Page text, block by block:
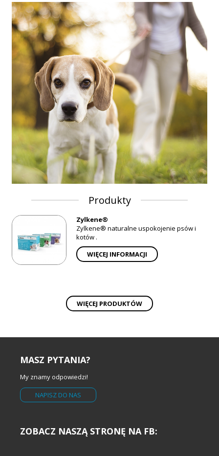
Produkty
Zylkene®
Zylkene® naturalne uspokojenie psów i
kotów .
WIĘCEJ INFORMACJI
WIĘCEJ PRODUKTÓW
MASZ PYTANIA?
My znamy odpowiedzi!
NAPISZ DO NAS
ZOBACZ NASZĄ STRONĘ NA FB: